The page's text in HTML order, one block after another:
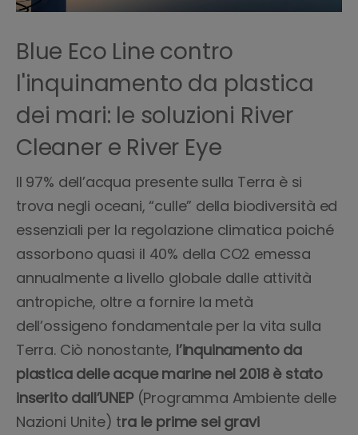
Blue Eco Line contro
l'inquinamento da plastica
dei mari: le soluzioni River
Cleaner e River Eye
Il 97% dell’acqua presente sulla Terra è si
trova negli oceani, “culle” della biodiversità ed
essenziali per la regolazione climatica poiché
assorbono quasi il 40% della CO2 emessa
annualmente a livello globale dalle attività
antropiche, oltre a fornire la metà
dell’ossigeno fondamentale per la vita sulla
Terra. Ciò nonostante, l’inquinamento da
plastica delle acque marine nel 2018 è stato
inserito dall’UNEP (Programma Ambiente delle
Nazioni Unite) tra le prime sei gravi